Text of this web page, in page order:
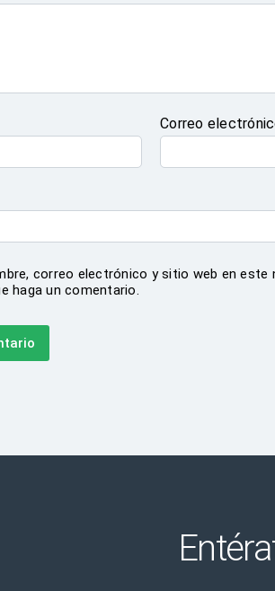
Correo
correo electrónico y sitio web en este
haga un comentario.